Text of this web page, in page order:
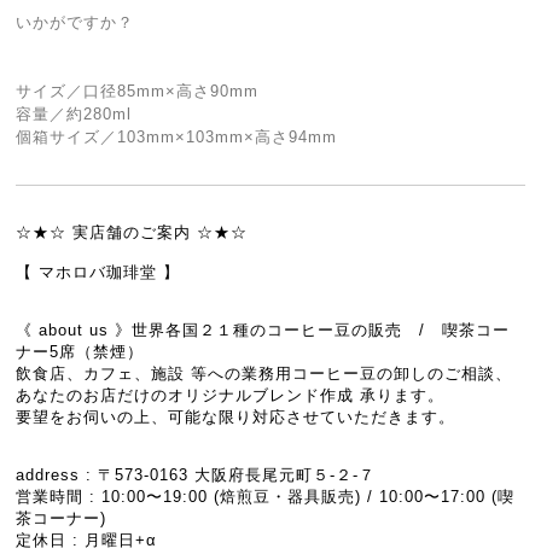
いかがですか？
サイズ／口径85mm×高さ90mm
容量／約280ml
個箱サイズ／103mm×103mm×高さ94mm
☆★☆ 実店舗のご案内 ☆★☆
【 マホロバ珈琲堂 】
《 about us 》世界各国２１種のコーヒー豆の販売 / 喫茶コー
ナー5席（禁煙）
飲食店、カフェ、施設 等への業務用コーヒー豆の卸しのご相談、
あなたのお店だけのオリジナルブレンド作成 承ります。
要望をお伺いの上、可能な限り対応させていただきます。
address : 〒573-0163 大阪府長尾元町５-２-７
営業時間 : 10:00〜19:00 (焙煎豆・器具販売) / 10:00〜17:00 (喫
茶コーナー)
定休日 : 月曜日+α